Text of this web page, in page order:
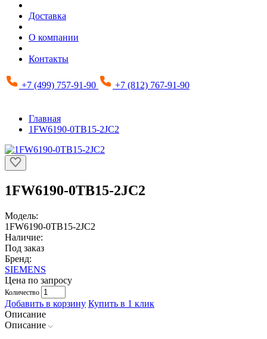
Доставка
О компании
Контакты
+7 (499) 757-91-90 +7 (812) 767-91-90
Главная
1FW6190-0TB15-2JC2
1FW6190-0TB15-2JC2
Модель:
1FW6190-0TB15-2JC2
Наличие:
Под заказ
Бренд:
SIEMENS
Цена по запросу
Количество
Добавить в корзину Купить в 1 клик
Описание
Описание